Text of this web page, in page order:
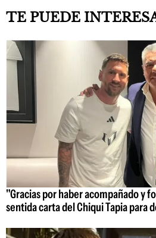
TE PUEDE
"Gracias por haber acompañado y
sentida carta del Chiqui Tapia para